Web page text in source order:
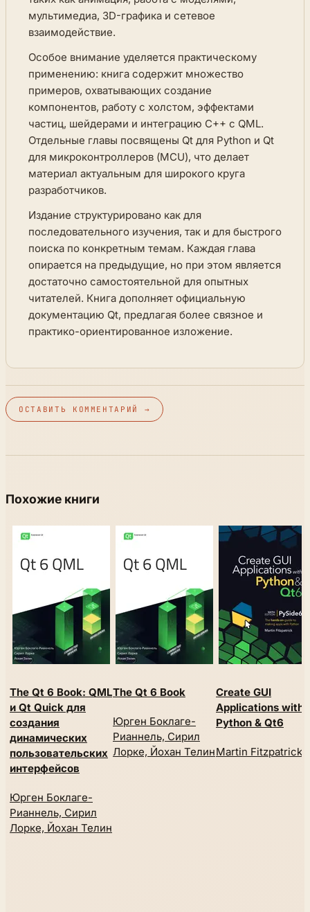
мультимедиа, 3D-графика и сетевое
взаимодействие.
Особое внимание уделяется практическому
применению: книга содержит множество
примеров, охватывающих создание
компонентов, работу с холстом, эффектами
частиц, шейдерами и интеграцию C++ с QML.
Отдельные главы посвящены Qt для Python и Qt
для микроконтроллеров (MCU), что делает
материал актуальным для широкого круга
разработчиков.
Издание структурировано как для
последовательного изучения, так и для быстрого
поиска по конкретным темам. Каждая глава
опирается на предыдущие, но при этом является
достаточно самостоятельной для опытных
читателей. Книга дополняет официальную
документацию Qt, предлагая более связное и
практико-ориентированное изложение.
ОСТАВИТЬ КОММЕНТАРИЙ →
Похожие книги
The Qt 6 Book: QML
и Qt Quick для
создания
динамических
пользовательских
интерфейсов
Юрген Боклаге-
Рианнель, Сирил
Лорке, Йохан Телин
The Qt 6 Book
Юрген Боклаге-
Рианнель, Сирил
Лорке, Йохан Телин
Create GUI
Applications with
Python & Qt6
Martin Fitzpatrick